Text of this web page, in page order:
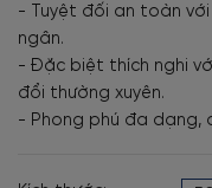
- Tuyệt đối an toàn
ngân.
- Đặc biệt thích nghi
đổi thường xuyên.
- Phong phú đa dạng,